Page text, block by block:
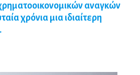
αναγκών
χρόνια μια ιδιαίτερη